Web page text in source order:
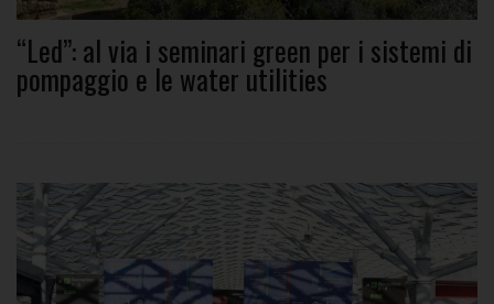
“Led”: al via i seminari green per i sistemi di
pompaggio e le water utilities